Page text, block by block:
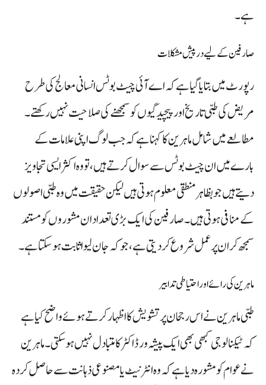
ہے۔
صارفین کے لیے درپیش مشکلات
رپورٹ میں بتایا گیا ہے کہ اے آئی چیٹ بوٹس انسانی معالج کی طرح
مریض کی طبی تاریخ اور پیچیدگیوں کو سمجھنے کی صلاحیت نہیں رکھتے۔
مطالعے میں شامل ماہرین کا کہنا ہے کہ جب لوگ اپنی علامات کے
بارے میں ان چیٹ بوٹس سے سوال کرتے ہیں، تو وہ اکثر ایسی تجاویز
دیتے ہیں جو بظاہر منطقی معلوم ہوتی ہیں لیکن حقیقت میں وہ طبی اصولوں
کے منافی ہوتی ہیں۔ صارفین کی ایک بڑی تعداد ان مشوروں کو مستند
سمجھ کر ان پر عمل شروع کر دیتی ہے، جو کہ جان لیوا ثابت ہو سکتا ہے۔
ماہرین کی رائے اور احتیاطی تدابیر
طبی ماہرین نے اس رجحان پر تشویش کا اظہار کرتے ہوئے واضح کیا ہے
کہ ٹیکنالوجی کبھی بھی ایک پیشہ ور ڈاکٹر کا متبادل نہیں ہو سکتی۔ ماہرین
نے عوام کو مشورہ دیا ہے کہ وہ انٹرنیٹ یا مصنوعی ذہانت سے حاصل کردہ